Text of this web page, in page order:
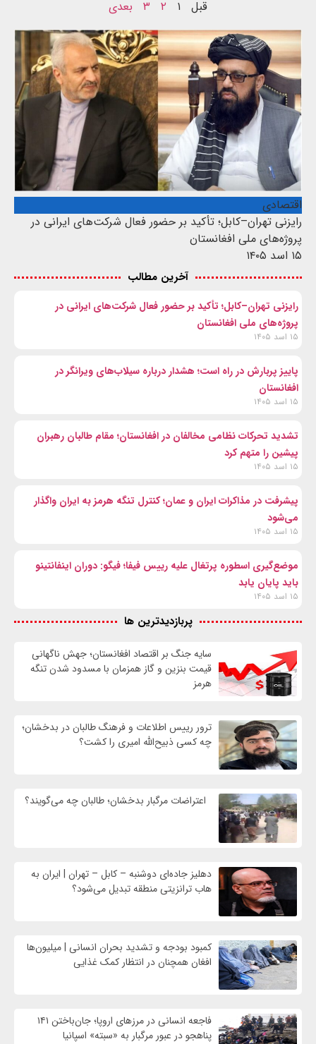
قبل ۱ ۲ ۳ بعدی
اقتصادی
رایزنی تهران–کابل؛ تأکید بر حضور فعال شرکت‌های ایرانی در
پروژه‌های ملی افغانستان
۱۵ اسد ۱۴۰۵
آخرین مطالب
رایزنی تهران–کابل؛ تأکید بر حضور فعال شرکت‌های ایرانی در
پروژه‌های ملی افغانستان
۱۵ اسد ۱۴۰۵
پاییز پربارش در راه است؛ هشدار درباره سیلاب‌های ویرانگر در
افغانستان
۱۵ اسد ۱۴۰۵
تشدید تحرکات نظامی مخالفان در افغانستان؛ مقام طالبان رهبران
پیشین را متهم کرد
۱۵ اسد ۱۴۰۵
پیشرفت در مذاکرات ایران و عمان؛ کنترل تنگه هرمز به ایران واگذار
می‌شود
۱۵ اسد ۱۴۰۵
موضع‌گیری اسطوره پرتغال علیه رییس فیفا؛ فیگو: دوران اینفانتینو
باید پایان یابد
۱۵ اسد ۱۴۰۵
پربازدیدترین ها
سایه جنگ بر اقتصاد افغانستان؛ جهش ناگهانی
قیمت بنزین و گاز همزمان با مسدود شدن تنگه
هرمز
ترور رییس اطلاعات و فرهنگ طالبان در بدخشان؛
چه کسی ذبیح‌الله امیری را کشت؟
اعتراضات مرگبار بدخشان؛ طالبان چه می‌گویند؟
دهلیز جاده‌ای دوشنبه – کابل – تهران | ایران به
هاب ترانزیتی منطقه تبدیل می‌شود؟
کمبود بودجه و تشدید بحران انسانی | میلیون‌ها
افغان همچنان در انتظار کمک غذایی
فاجعه انسانی در مرزهای اروپا؛ جان‌باختن ۱۴۱
پناهجو در عبور مرگبار به «سبته» اسپانیا